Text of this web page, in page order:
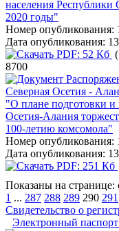
населения
2020 годы"
Номер опубликования:
Дата опубликования:
PDF: 52 Кб
8700
Северная Осетия -
"О плане подготовки и
Осетия-Алания
100-летию комсомола"
Номер опубликования:
Дата опубликования:
PDF: 251 Кб
Показаны на странице:
1 ... 287 288 289 290 291
Свидетельство о
Электронный